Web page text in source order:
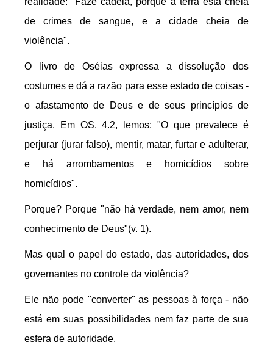
de crimes de sangue, e a cidade cheia de
violência".
O livro de Oséias expressa a dissolução dos
costumes e dá a razão para esse estado de coisas -
o afastamento de Deus e de seus princípios de
justiça. Em OS. 4.2, lemos: "O que prevalece é
perjurar (jurar falso), mentir, matar, furtar e adulterar,
e há arrombamentos e homicídios sobre
homicídios".
Porque? Porque "não há verdade, nem amor, nem
conhecimento de Deus"(v. 1).
Mas qual o papel do estado, das autoridades, dos
governantes no controle da violência?
Ele não pode "converter" as pessoas à força - não
está em suas possibilidades nem faz parte de sua
esfera de autoridade.